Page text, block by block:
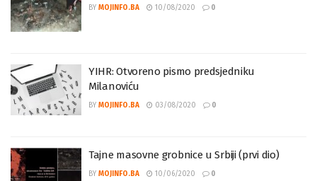
BY MOJINFO.BA 10/08/2020 0
YIHR: Otvoreno pismo predsjedniku
Milanoviću
BY MOJINFO.BA 03/08/2020 0
Tajne masovne grobnice u Srbiji (prvi dio)
BY MOJINFO.BA 10/06/2020 0